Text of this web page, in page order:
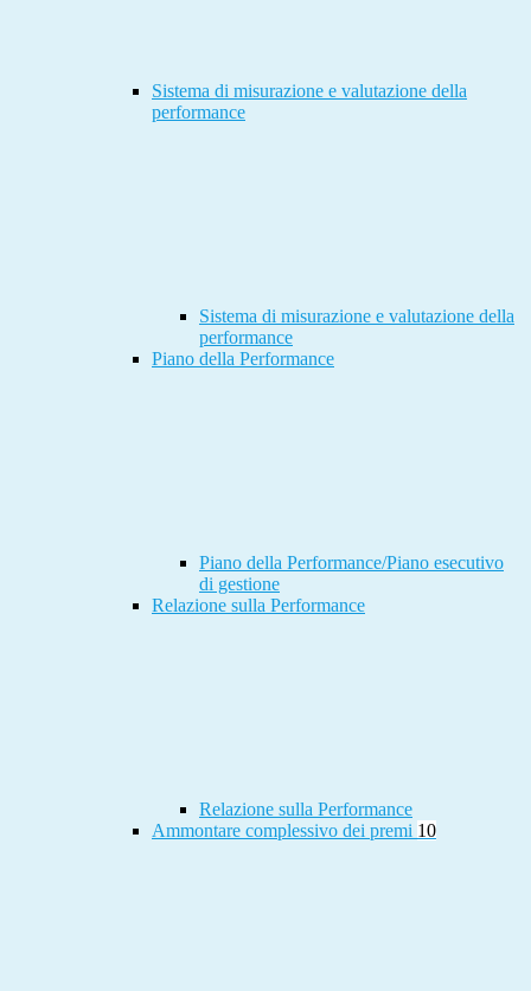
Sistema di misurazione e valutazione della
performance
Sistema di misurazione e valutazione della
performance
Piano della Performance
Piano della Performance/Piano esecutivo
di gestione
Relazione sulla Performance
Relazione sulla Performance
Ammontare complessivo dei premi 10